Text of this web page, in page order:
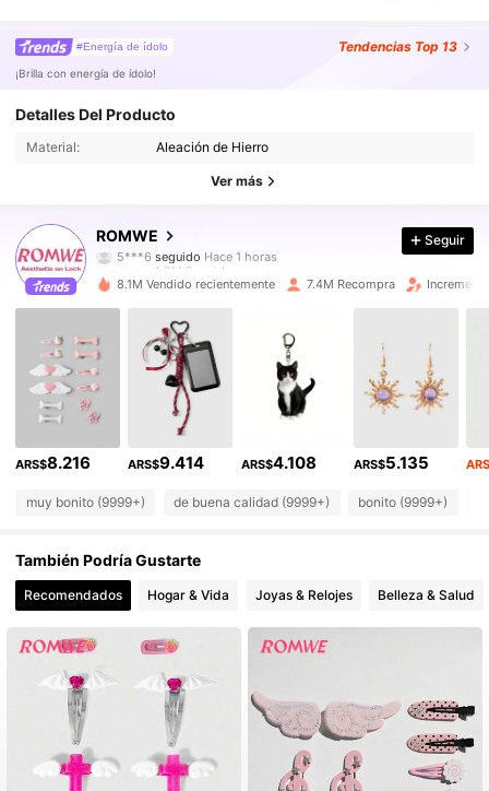
#Energía de ídolo Tendencias Top 13
¡Brilla con energía de ídolo!
Detalles Del Producto
Material: Aleación de Hierro
Ver más
ROMWE
4,91 4.2M Seguidores
4.2M Seguidores
5***6seguido
4,91
4.2M Seguidores
4,91 4.2M Seguidores
4.2M Seguidores
4.2M Seguidores
4,91 4.2M Seguidores
4.2M Seguidores
4,91 4.2M Seguidores
Seguir
8.1M Vendido recientemente 7.4M Recompra
ARS$8.216 ARS$9.414 ARS$4.108 ARS$5.135
muy bonito (9999+) de buena calidad (9999+) bonito (9999+)
También Podría Gustarte
Recomendados Hogar & Vida Joyas & Relojes Belleza & Salud